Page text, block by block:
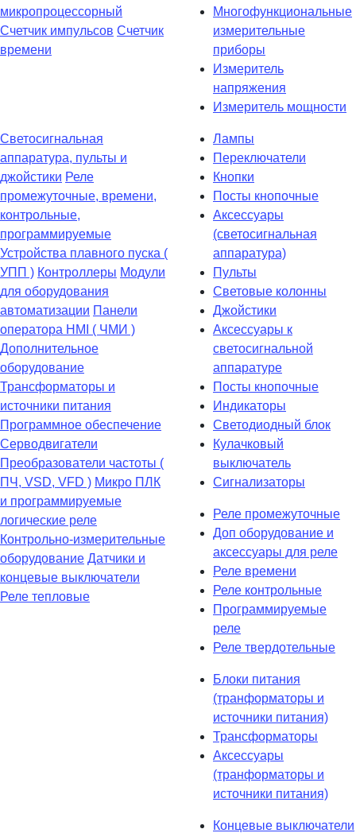
микропроцессорный
Счетчик импульсов Счетчик
времени
Многофункциональные
измерительные
приборы
Измеритель
напряжения
Измеритель мощности
Светосигнальная
аппаратура, пульты и
джойстики Реле
промежуточные, времени,
контрольные,
программируемые
Устройства плавного пуска (
УПП ) Контроллеры Модули
для оборудования
автоматизации Панели
оператора HMI ( ЧМИ )
Дополнительное
оборудование
Транcформаторы и
источники питания
Программное обеспечение
Серводвигатели
Преобразователи частоты (
ПЧ, VSD, VFD ) Микро ПЛК
и программируемые
логические реле
Контрольно-измерительные
оборудование Датчики и
концевые выключатели
Реле тепловые
Лампы
Переключатели
Кнопки
Посты кнопочные
Аксессуары
(светосигнальная
аппаратура)
Пульты
Световые колонны
Джойстики
Аксессуары к
светосигнальной
аппаратуре
Посты кнопочные
Индикаторы
Светодиодный блок
Кулачковый
выключатель
Сигнализаторы
Реле промежуточные
Доп оборудование и
аксессуары для реле
Реле времени
Реле контрольные
Программируемые
реле
Реле твердотельные
Блоки питания
(транформаторы и
источники питания)
Трансформаторы
Аксессуары
(транформаторы и
источники питания)
Концевые выключатели